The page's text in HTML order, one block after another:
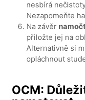
nesbírá
Nezapomeňte
Na závěr
přiložte jej na
Alternativně si
opláchnout
OCM: